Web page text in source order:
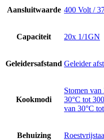
Aansluitwaarde 400 Volt /
Capaciteit 20x 1/1GN
Geleidersafstand Geleider
Kookmodi
Stomen van
30°C tot
van 30°C
Behuizing